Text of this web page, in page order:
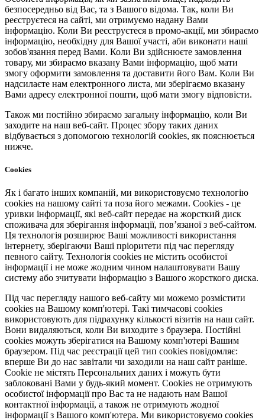
безпосередньо від Вас, та з Вашого відома. Так, коли Ви
реєструєтеся на сайті, ми отримуємо надану Вами
інформацію. Коли Ви реєструєтеся в промо-акції, ми збираємо
інформацію, необхідну для Вашої участі, аби виконати наші
зобов'язання перед Вами. Коли Ви здійснюєте замовлення
товару, ми збираємо вказану Вами інформацію, щоб мати
змогу оформити замовлення та доставити його Вам. Коли Ви
надсилаєте нам електронного листа, ми зберігаємо вказану
Вами адресу електронної пошти, щоб мати змогу відповісти.
Також ми постійно збираємо загальну інформацію, коли Ви
заходите на наш веб-сайт. Процес збору таких даних
відбувається з допомогою технологій cookies, як пояснюється
нижче.
Cookies
Як і багато інших компаній, ми використовуємо технологію
cookies на нашому сайті та поза його межами. Cookies - це
уривки інформації, які веб-сайт передає на жорсткий диск
споживача для зберігання інформації, пов’язаної з веб-сайтом.
Ця технологія розширює Ваші можливості використання
інтернету, зберігаючи Ваші пріоритети під час перегляду
певного сайту. Технологія cookies не містить особистої
інформації і не може жодним чином налаштовувати Вашу
систему або зчитувати інформацію з Вашого жорсткого диска.
Під час перегляду нашого веб-сайту ми можемо розмістити
cookies на Вашому комп'ютері. Такі тимчасові cookies
використовують для підрахунку кількості візитів на наш сайт.
Вони видаляються, коли Ви виходите з браузера. Постійні
cookies можуть зберігатися на Вашому комп'ютері Вашим
браузером. Під час реєстрації цей тип cookies повідомляє:
вперше Ви до нас завітали чи заходили на наш сайт раніше.
Cookie не містять Персональних даних і можуть бути
заблоковані Вами у будь-який момент. Сookies не отримують
особистої інформації про Вас та не надають нам Вашої
контактної інформації, а також не отримують жодної
інформації з Вашого комп'ютера. Ми використовуємо cookies